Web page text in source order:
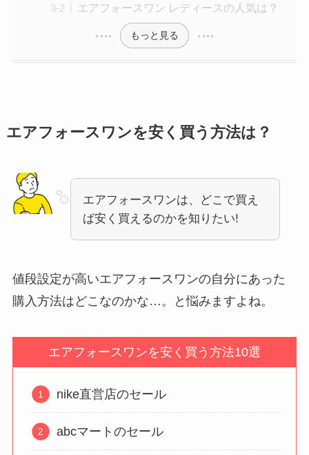
エアフォースワン レディースの人気は？
もっと見る
エアフォースワンを安く買う方法は？
エアフォースワンは、どこで買え
ば安く買えるのかを知りたい!
値段設定が高いエアフォースワンの自分にあった
購入方法はどこなのかな…。と悩みますよね。
エアフォースワンを安く買う方法10選
nike直営店のセール
abcマートのセール